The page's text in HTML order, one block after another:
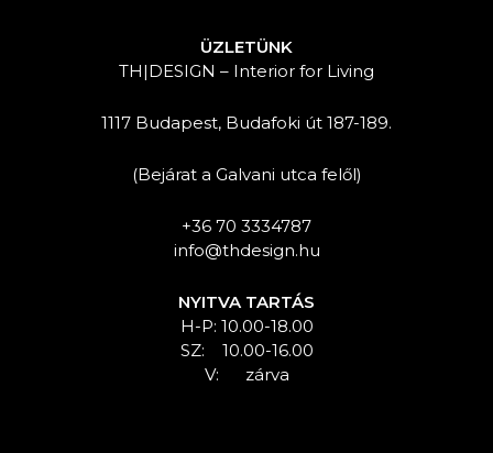
ÜZLETÜNK
TH|DESIGN – Interior for Living
1117 Budapest, Budafoki út 187-189.
(Bejárat a Galvani utca felől)
+36 70 3334787
info@thdesign.hu
NYITVA TARTÁS
H-P: 10.00-18.00
SZ: 10.00-16.00
V: zárva